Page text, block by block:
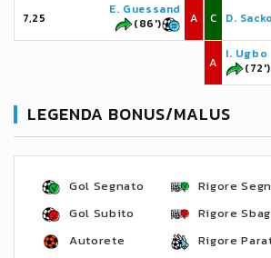
7,25
E. Guessand
(86')
A C D. Sacko
A
I. Ugbo
(72')
LEGENDA BONUS/MALUS
Gol Segnato
Gol Subito
Autorete
Rigore
Rigore
Rigore